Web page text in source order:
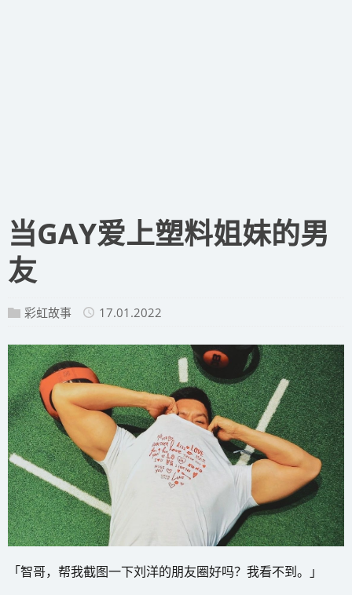
当GAY爱上塑料姐妹的男
友
彩虹故事 17.01.2022
「智哥，帮我截图一下刘洋的朋友圈好吗？我看不到。」